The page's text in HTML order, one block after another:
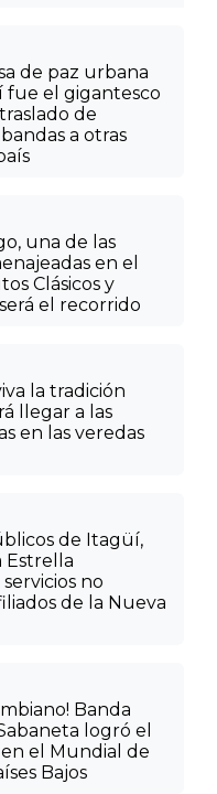
de paz urbana
fue el gigantesco
de
a otras
una de las
en el
Clásicos y
el recorrido
la tradición
llegar a las
en las veredas
de Itagüí,
Estrella
no
de la Nueva
Banda
logró el
el Mundial de
Bajos